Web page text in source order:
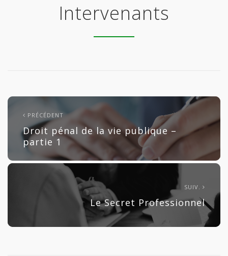
Intervenants
PRÉCÉDENT
Droit pénal de la vie publique –
partie 1
SUIV.
Le Secret Professionnel